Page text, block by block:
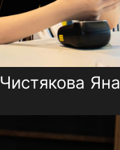
Чистякова Яна